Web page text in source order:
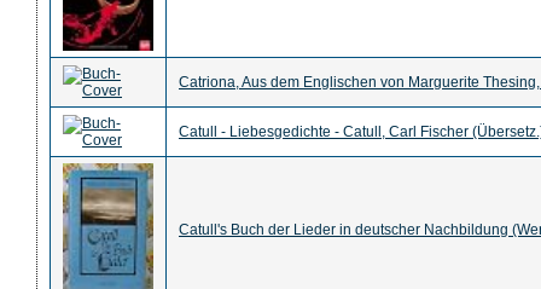
Catriona, Aus dem Englischen von Marguerite
Catull - Liebesgedichte - Catull, Carl Fischer
Catull's Buch der Lieder in deutscher Nachbildung